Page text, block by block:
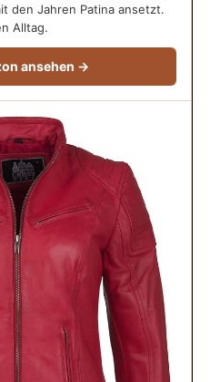
den Jahren Patina ansetzt.
Alltag.
ansehen →